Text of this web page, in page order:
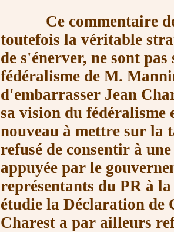
Ce commentaire de
toutefois la véritable
de s'énerver, ne sont
fédéralisme de M.
d'embarrasser Jean
sa vision du fédéralisme
nouveau à mettre sur la
refusé de consentir à
appuyée par le
représentants du PR à
étudie la Déclaration de
Charest a par ailleurs